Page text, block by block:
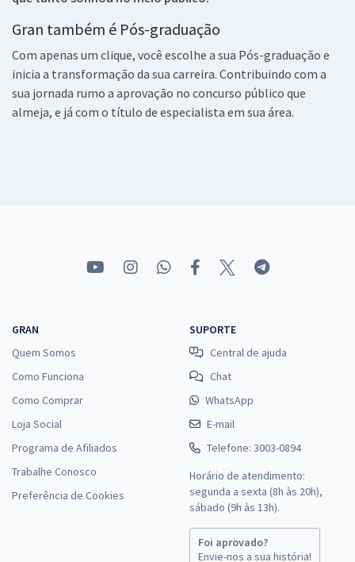
Gran também é Pós-graduação
Com apenas um clique, você escolhe a sua Pós-graduação e
inicia a transformação da sua carreira. Contribuindo com a
sua jornada rumo a aprovação no concurso público que
almeja, e já com o título de especialista em sua área.
GRAN
Quem Somos
Como Funciona
Como Comprar
Loja Social
Programa de Afiliados
Trabalhe Conosco
Preferência de Cookies
SUPORTE
Central de ajuda
Chat
WhatsApp
E-mail
Telefone: 3003-0894
Horário de atendimento:
segunda a sexta (8h às 20h),
sábado (9h às 13h).
Foi aprovado?
Envie-nos a sua história!